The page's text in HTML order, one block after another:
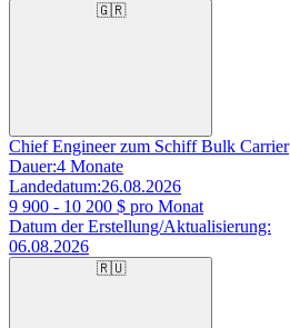
🇬🇷
Chief Engineer zum Schiff Bulk Carrier
Dauer:4 Monate
Landedatum:26.08.2026
9 900 - 10 200 $ pro Monat
Datum der Erstellung/Aktualisierung:
06.08.2026
🇷🇺